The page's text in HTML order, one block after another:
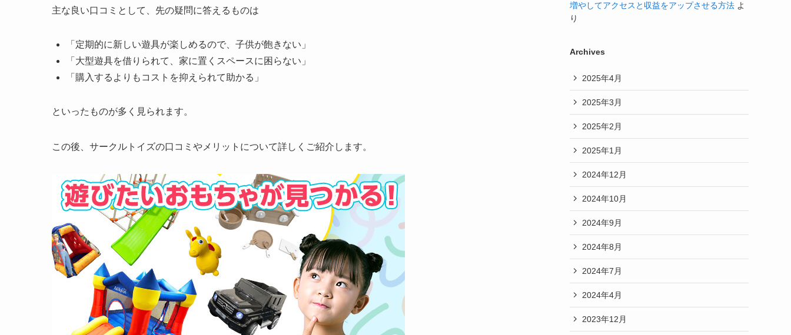
主な良い口コミとして、先の疑問に答えるものは
「定期的に新しい遊具が楽しめるので、子供が飽きない」
「大型遊具を借りられて、家に置くスペースに困らない」
「購入するよりもコストを抑えられて助かる」
といったものが多く見られます。
この後、サークルトイズの口コミやメリットについて詳しくご紹介します。
増やしてアクセスと収益をアップさせる方法 よ
り
Archives
2025年4月
2025年3月
2025年2月
2025年1月
2024年12月
2024年10月
2024年9月
2024年8月
2024年7月
2024年4月
2023年12月